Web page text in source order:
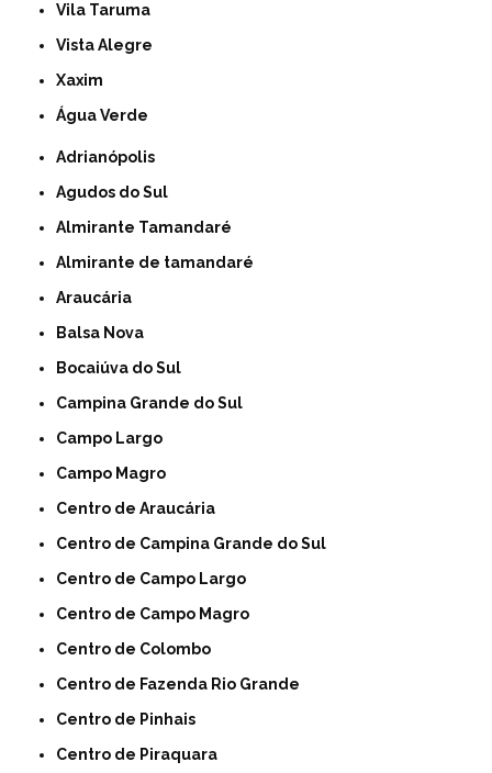
Vila Taruma
Vista Alegre
Xaxim
Água Verde
Adrianópolis
Agudos do Sul
Almirante Tamandaré
Almirante de tamandaré
Araucária
Balsa Nova
Bocaiúva do Sul
Campina Grande do Sul
Campo Largo
Campo Magro
Centro de Araucária
Centro de Campina Grande do Sul
Centro de Campo Largo
Centro de Campo Magro
Centro de Colombo
Centro de Fazenda Rio Grande
Centro de Pinhais
Centro de Piraquara